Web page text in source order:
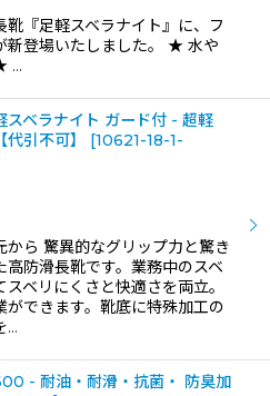
り込む
靴『足軽スベラナイト』に、フ
新登場いたしました。 ★ 水や
…
スベラナイト ガード付 - 超軽
引不可】
[10621-18-1-
から 驚異的なグリップ力と驚き
高防滑長靴です。業務中のスベ
ベリにくさと快適さを両立。
ができます。靴底に特殊加工の
…
- 耐油・耐滑・抗菌・ 防臭加